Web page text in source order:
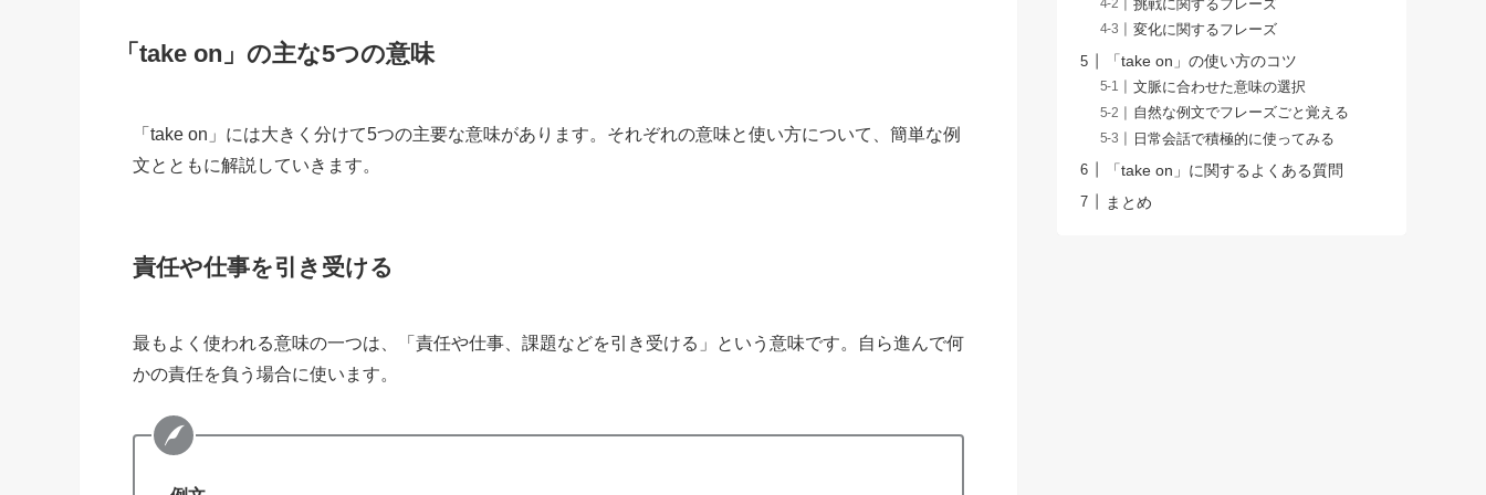
「take on」の主な5つの意味
「take on」には大きく分けて5つの主要な意味があります。それぞれの意味と使い方について、簡単な例
文とともに解説していきます。
責任や仕事を引き受ける
最もよく使われる意味の一つは、「責任や仕事、課題などを引き受ける」という意味です。自ら進んで何
かの責任を負う場合に使います。
挑戦に関するフレーズ
変化に関するフレーズ
「take on」の使い方のコツ
文脈に合わせた意味の選択
自然な例文でフレーズごと覚える
日常会話で積極的に使ってみる
「take on」に関するよくある質問
まとめ